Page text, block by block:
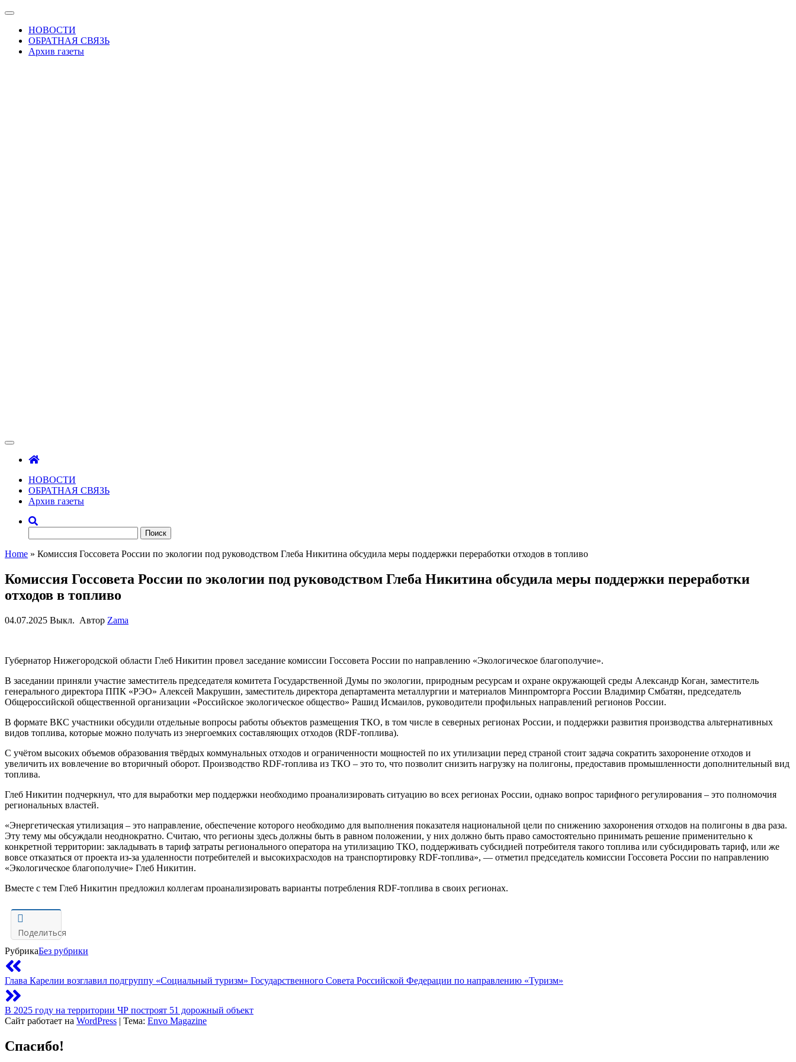
Skip
content
Показать/
Скрыть
навигацию
НОВОСТИ
ОБРАТНАЯ СВЯЗЬ
Архив газеты
НОВОСТИ
ОБРАТНАЯ СВЯЗЬ
Архив газеты
Home » Комиссия Госсовета России по экологии под руководством Глеба Никитина обсудила меры поддержки переработки отходов в топливо
Комиссия Госсовета России по экологии под руководством Глеба Никитина обсудила меры поддержки переработки
отходов в топливо
04.07.2025 Выкл. Автор Zama
Губернатор Нижегородской области Глеб Никитин провел заседание комиссии Госсовета России по направлению «Экологическое благополучие».
В заседании приняли участие заместитель председателя комитета Государственной Думы по экологии, природным ресурсам и охране окружающей среды Александр Коган, заместитель
генерального директора ППК «РЭО» Алексей Макрушин, заместитель директора департамента металлургии и материалов Минпромторга России Владимир Смбатян, председатель
Общероссийской общественной организации «Российское экологическое общество» Рашид Исмаилов, руководители профильных направлений регионов России.
В формате ВКС участники обсудили отдельные вопросы работы объектов размещения ТКО, в том числе в северных регионах России, и поддержки развития производства альтернативных
видов топлива, которые можно получать из энергоемких составляющих отходов (RDF-топлива).
С учётом высоких объемов образования твёрдых коммунальных отходов и ограниченности мощностей по их утилизации перед страной стоит задача сократить захоронение отходов и
увеличить их вовлечение во вторичный оборот. Производство RDF-топлива из ТКО – это то, что позволит снизить нагрузку на полигоны, предоставив промышленности дополнительный вид
топлива.
Глеб Никитин подчеркнул, что для выработки мер поддержки необходимо проанализировать ситуацию во всех регионах России, однако вопрос тарифного регулирования – это полномочия
региональных властей.
«Энергетическая утилизация – это направление, обеспечение которого необходимо для выполнения показателя национальной цели по снижению захоронения отходов на полигоны в два раза.
Эту тему мы обсуждали неоднократно. Считаю, что регионы здесь должны быть в равном положении, у них должно быть право самостоятельно принимать решение применительно к
конкретной территории: закладывать в тариф затраты регионального оператора на утилизацию ТКО, поддерживать субсидией потребителя такого топлива или субсидировать тариф, или же
вовсе отказаться от проекта из-за удаленности потребителей и высокихрасходов на транспортировку RDF-топлива», — отметил председатель комиссии Госсовета России по направлению
«Экологическое благополучие» Глеб Никитин.
Вместе с тем Глеб Никитин предложил коллегам проанализировать варианты потребления RDF-топлива в своих регионах.
Поделиться
РубрикаБез рубрики
Глава Карелии возглавил подгруппу «Социальный туризм» Государственного Совета Российской Федерации по направлению «Туризм»
В 2025 году на территории ЧР построят 51 дорожный объект
Сайт работает на WordPress | Тема: Envo Magazine
Спасибо!